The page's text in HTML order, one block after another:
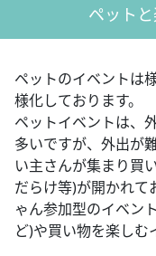
ペット
ペットのイベントは
様化しております。
ペットイベントは、
多いですが、外出が
い主さんが集まり買
だらけ等)が開かれて
ゃん参加型のイベン
ど)や買い物を楽しむ